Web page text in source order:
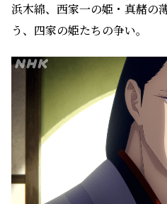
浜木綿、西家一の姫・ 真赭の
う、四家の姫たちの争い。